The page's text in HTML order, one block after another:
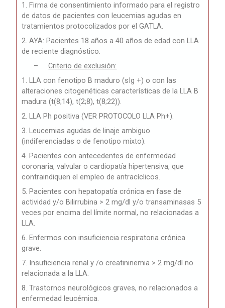
1. Firma de consentimiento informado para el registro
de datos de pacientes con leucemias agudas en
tratamientos protocolizados por el GATLA.
2. AYA: Pacientes 18 años a 40 años de edad con LLA
de reciente diagnóstico.
–
Criterio de exclusión:
1. LLA con fenotipo B maduro (sIg +) o con las
alteraciones citogenéticas características de la LLA B
madura (t(8;14), t(2;8), t(8;22)).
2. LLA Ph positiva (VER PROTOCOLO LLA Ph+).
3. Leucemias agudas de linaje ambiguo
(indiferenciadas o de fenotipo mixto).
4. Pacientes con antecedentes de enfermedad
coronaria, valvular o cardiopatía hipertensiva, que
contraindiquen el empleo de antracíclicos.
5. Pacientes con hepatopatía crónica en fase de
actividad y/o Bilirrubina > 2 mg/dl y/o transaminasas 5
veces por encima del límite normal, no relacionadas a
LLA.
6. Enfermos con insuficiencia respiratoria crónica
grave.
7. Insuficiencia renal y /o creatininemia > 2 mg/dl no
relacionada a la LLA.
8. Trastornos neurológicos graves, no relacionados a
enfermedad leucémica.